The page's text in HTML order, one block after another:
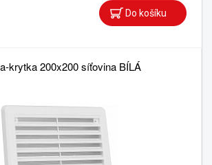
krytka 200x200 síťovina BÍLÁ